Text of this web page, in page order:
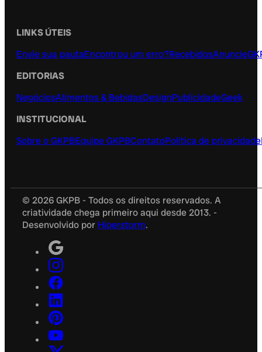
LINKS ÚTEIS
Envie sua pautaEncontrou um erro?RecebidosAnuncie
EDITORIAS
NegóciosAlimentos & BebidasDesignPublicidadeGeek
INSTITUCIONAL
Sobre o GKPBEquipe GKPBContatoPolítica de privacidade
© 2026 GKPB - Todos os direitos reservados. A
criatividade chega primeiro aqui desde 2013. -
Desenvolvido por Hiperstorm.